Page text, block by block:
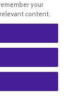
ouvrable
your
content.